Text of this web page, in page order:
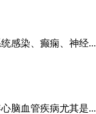
感染、癫痫、神经...
脑血管疾病尤其是...